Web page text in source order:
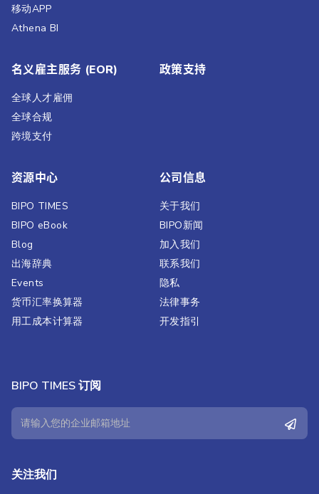
移动APP
Athena BI
名义雇主服务 (EOR)
全球人才雇佣
全球合规
跨境支付
政策支持
资源中心
BIPO TIMES
BIPO eBook
Blog
出海辞典
Events
货币汇率换算器
用工成本计算器
公司信息
关于我们
BIPO新闻​
加入我们
联系我们
隐私
法律事务
开发指引
BIPO TIMES 订阅
关注我们